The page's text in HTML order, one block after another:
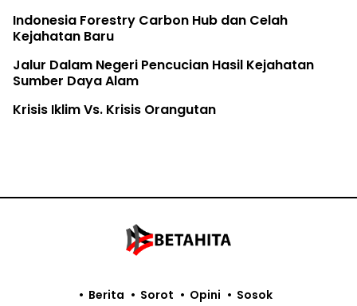
Indonesia Forestry Carbon Hub dan Celah
Kejahatan Baru
Jalur Dalam Negeri Pencucian Hasil Kejahatan
Sumber Daya Alam
Krisis Iklim Vs. Krisis Orangutan
Berita Sorot Opini Sosok